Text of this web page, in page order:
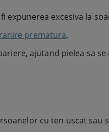
excesiva la
prematura.
ajutand pielea sa
cu ten uscat sau